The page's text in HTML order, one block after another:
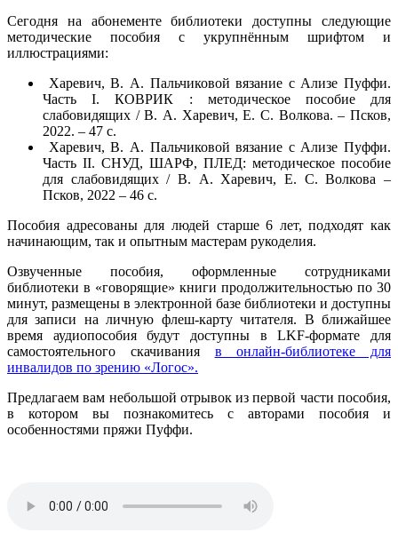
Сегодня на абонементе библиотеки доступны следующие
методические пособия с укрупнённым шрифтом и
иллюстрациями:
Харевич, В. А. Пальчиковой вязание с Ализе Пуффи.
Часть I. КОВРИК : методическое пособие для
слабовидящих / В. А. Харевич, Е. С. Волкова. – Псков,
2022. – 47 с.
Харевич, В. А. Пальчиковой вязание с Ализе Пуффи.
Часть II. СНУД, ШАРФ, ПЛЕД: методическое пособие
для слабовидящих / В. А. Харевич, Е. С. Волкова –
Псков, 2022 – 46 с.
Пособия адресованы для людей старше 6 лет, подходят как
начинающим, так и опытным мастерам рукоделия.
Озвученные пособия, оформленные сотрудниками
библиотеки в «говорящие» книги продолжительностью по 30
минут, размещены в электронной базе библиотеки и доступны
для записи на личную флеш-карту читателя. В ближайшее
время аудиопособия будут доступны в LKF-формате для
самостоятельного скачивания в онлайн-библиотеке для
инвалидов по зрению «Логос».
Предлагаем вам небольшой отрывок из первой части пособия,
в котором вы познакомитесь с авторами пособия и
особенностями пряжи Пуффи.